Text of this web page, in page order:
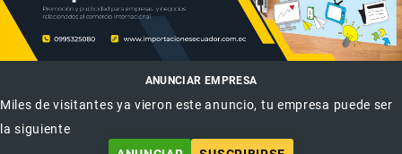
ANUNCIAR EMPRESA
Miles de visitantes ya vieron este anuncio, tu empresa puede ser
la siguiente